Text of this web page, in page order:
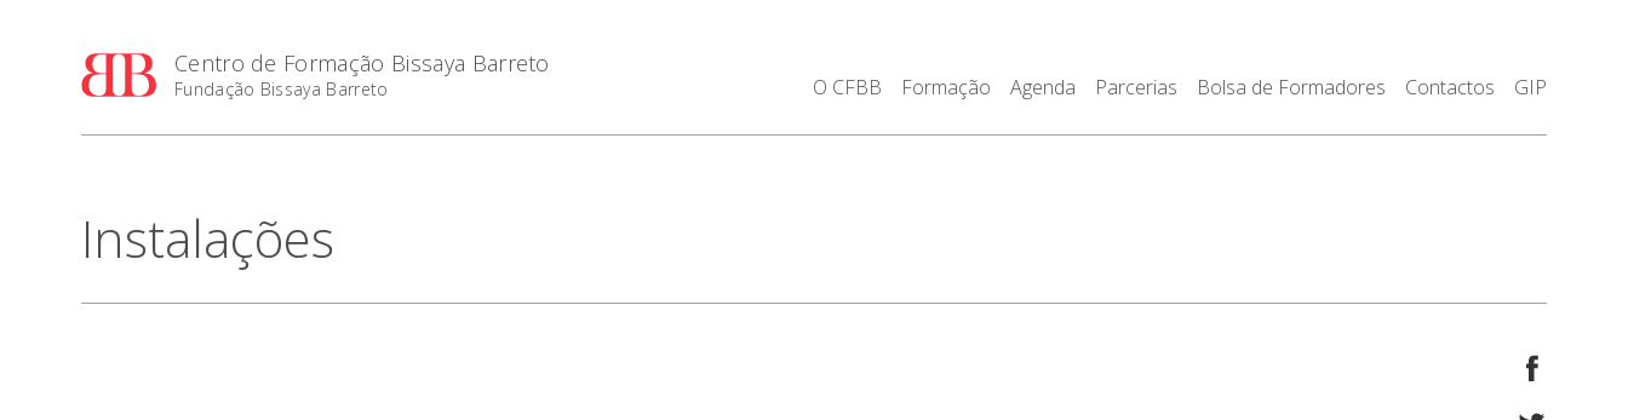
Centro de Formação Bissaya Barreto
Fundação Bissaya Barreto O CFBB Formação Agenda Parcerias Bolsa de Formadores Contactos GIP
Instalações